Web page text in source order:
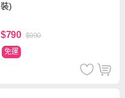
裝)
$790 $990
免運